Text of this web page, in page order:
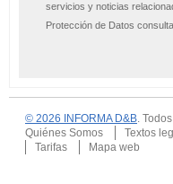
servicios y noticias
Protección de Datos
© 2026 INFORMA D&B.
Quiénes Somos
Textos
Tarifas
Mapa web